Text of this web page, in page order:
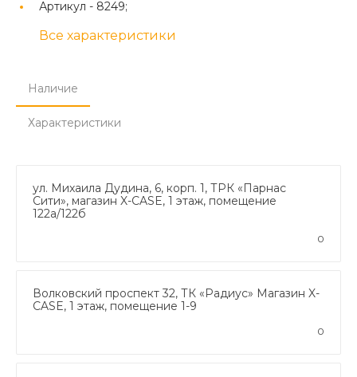
Артикул - 8249;
Все характеристики
Наличие
Характеристики
ул. Михаила Дудина, 6, корп. 1, ТРК «Парнас
Сити», магазин X-CASE, 1 этаж, помещение
122а/122б
0
Волковский проспект 32, ТК «Радиус» Магазин X-
CASE, 1 этаж, помещение 1-9
0